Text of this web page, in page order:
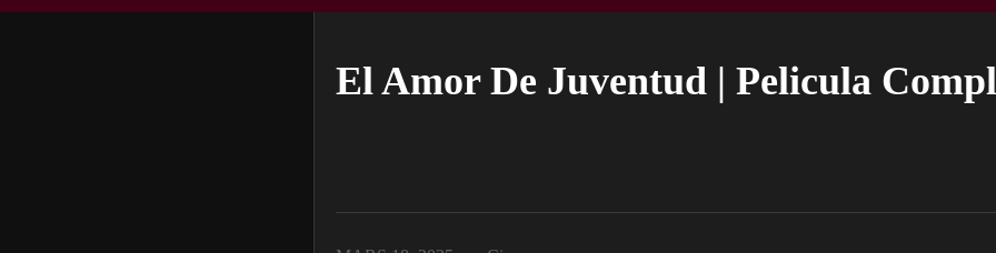
El Amor De Juventud | Pelicula